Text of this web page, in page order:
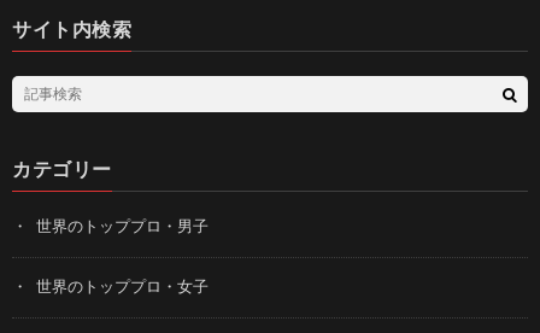
サイト内検索
カテゴリー
世界のトッププロ・男子
世界のトッププロ・女子